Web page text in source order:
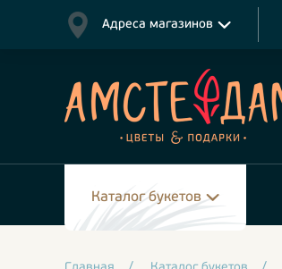
Адреса магазинов
Каталог букетов